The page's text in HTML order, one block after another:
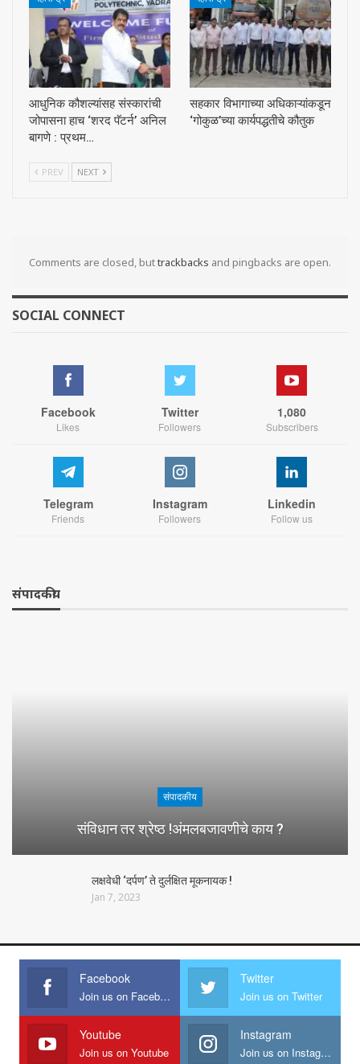
आधुनिक कौशल्यांसह संस्कारांची
जोपासना हाच ‘शरद पॅटर्न’ अनिल
बागणे : प्रथम…
सहकार विभागाच्या अधिकाऱ्यांकडून
‘गोकुळ’च्या कार्यपद्धतीचे कौतुक
PREV NEXT
Comments are closed, buttrackbacks and pingbacks are open.
SOCIAL CONNECT
Facebook
Likes
Twitter
Followers
1,080
Subscribers
Telegram
Friends
Instagram
Followers
Linkedin
Follow us
संपादकीय
संपादकीय
संविधान तर श्रेष्ठ !अंमलबजावणीचे काय ?
लक्षवेधी ‘दर्पण’ ते दुर्लक्षित मूकनायक !
Jan 7, 2023
Facebook
Join us on Facebook
Twitter
Join us on Twitter
Youtube
Join us on Youtube
Instagram
Join us on Instagram